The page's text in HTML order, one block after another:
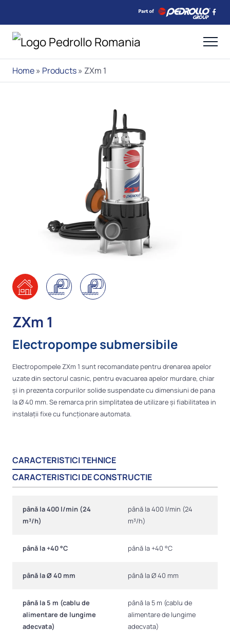
Home» Products» ZXm 1
ZXm 1
Electropompe submersibile
Electropompele ZXm 1 sunt recomandate pentru drenarea apelor
uzate din sectorul casnic, pentru evacuarea apelor murdare, chiar
și in prezenta corpurilor solide suspendate cu dimensiuni de pana
la Ø 40 mm. Se remarca prin simplitatea de utilizare și fiabilitatea in
instalații fixe cu funcționare automata.
CARACTERISTICI TEHNICE
CARACTERISTICI DE CONSTRUCTIE
până la 400 l/min (24
m³/h)
până la 400 l/min (24
m³/h)
până la +40 °C până la +40 °C
până la Ø 40 mm până la Ø 40 mm
până la 5 m (cablu de
alimentare de lungime
adecvata)
până la 5 m (cablu de
alimentare de lungime
adecvata)